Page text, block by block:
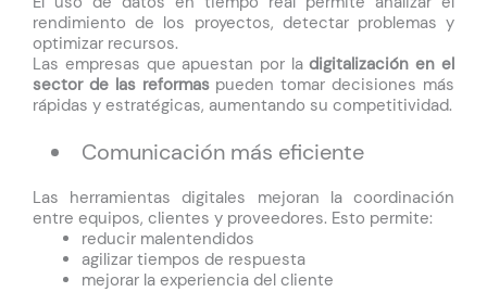
rendimiento de los proyectos, detectar problemas y
optimizar recursos.
Las empresas que apuestan por ladigitalización en el
sector de las reformaspueden tomar decisiones más
rápidas y estratégicas, aumentando su competitividad.
Comunicación más eficiente
Las herramientas digitales mejoran la coordinación
entre equipos, clientes y proveedores. Esto permite:
reducir malentendidos
agilizar tiempos de respuesta
mejorar la experiencia del cliente